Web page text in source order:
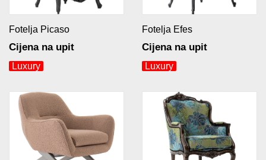
Fotelja Picaso
Cijena na upit
Luxury
Fotelja Efes
Cijena na upit
Luxury